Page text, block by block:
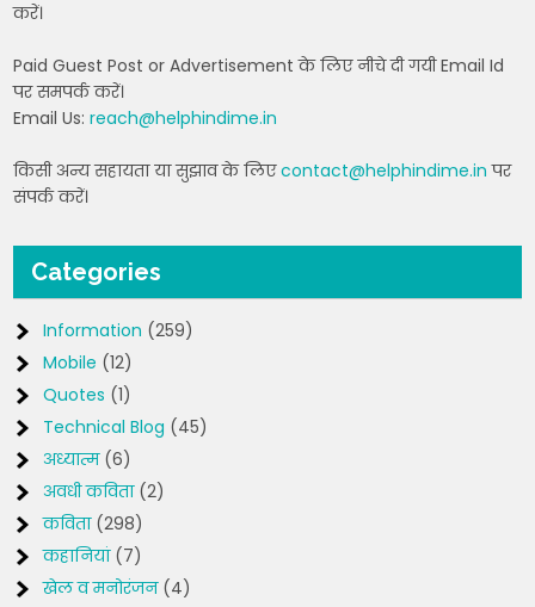
करें।
Paid Guest Post or Advertisement के लिए नीचे दी गयी Email Id
पर समपर्क करें।
Email Us:reach@helphindime.in
किसी अन्य सहायता या सुझाव के लिएcontact@helphindime.in पर
संपर्क करें।
Categories
Information (259)
Mobile (12)
Quotes (1)
Technical Blog (45)
अध्यात्म(6)
अवधी कविता(2)
कविता(298)
कहानियां(7)
खेल व मनोरंजन(4)